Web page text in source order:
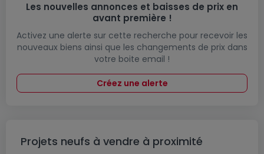
Les nouvelles annonces et baisses de prix en
avant première !
Activez une alerte sur cette recherche pour recevoir les
nouveaux biens ainsi que les changements de prix dans
votre boite email !
Créez une alerte
Projets neufs à vendre à proximité